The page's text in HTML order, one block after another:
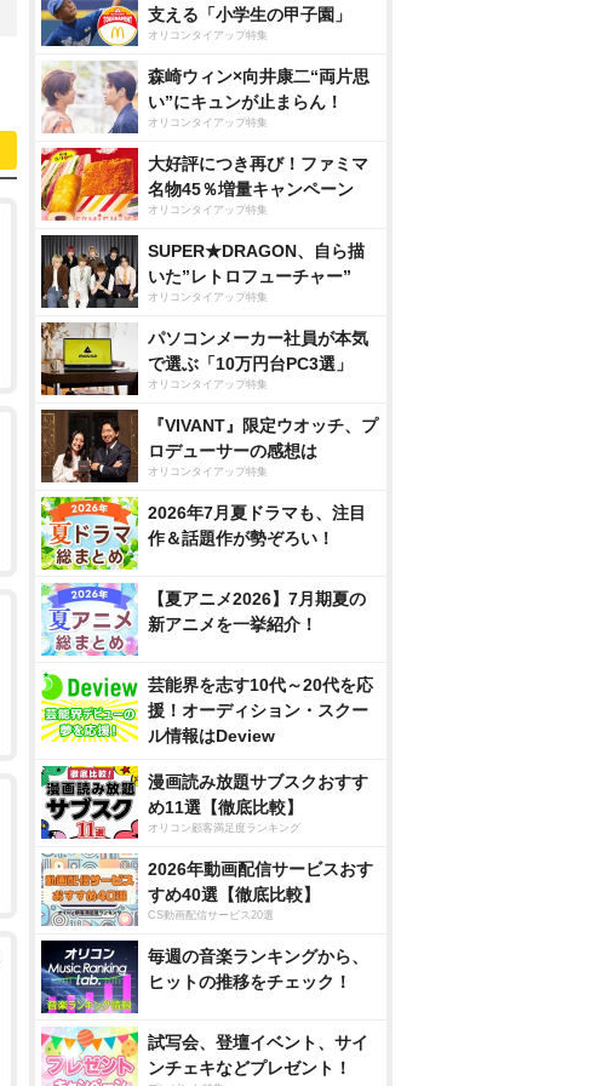
支える「小学生の甲子園」
オリコンタイアップ特集
森崎ウィン×向井康二“両片思
い”にキュンが止まらん！
オリコンタイアップ特集
大好評につき再び！ファミマ
名物45％増量キャンペーン
オリコンタイアップ特集
SUPER★DRAGON、自ら描
いた”レトロフューチャー”
オリコンタイアップ特集
パソコンメーカー社員が本気
で選ぶ「10万円台PC3選」
オリコンタイアップ特集
『VIVANT』限定ウオッチ、プ
ロデューサーの感想は
オリコンタイアップ特集
2026年7月夏ドラマも、注目
作＆話題作が勢ぞろい！
【夏アニメ2026】7月期夏の
新アニメを一挙紹介！
芸能界を志す10代～20代を応
援！オーディション・スクー
ル情報はDeview
漫画読み放題サブスクおすす
め11選【徹底比較】
オリコン顧客満足度ランキング
2026年動画配信サービスおす
すめ40選【徹底比較】
CS動画配信サービス20選
毎週の音楽ランキングから、
ヒットの推移をチェック！
試写会、登壇イベント、サイ
ンチェキなどプレゼント！